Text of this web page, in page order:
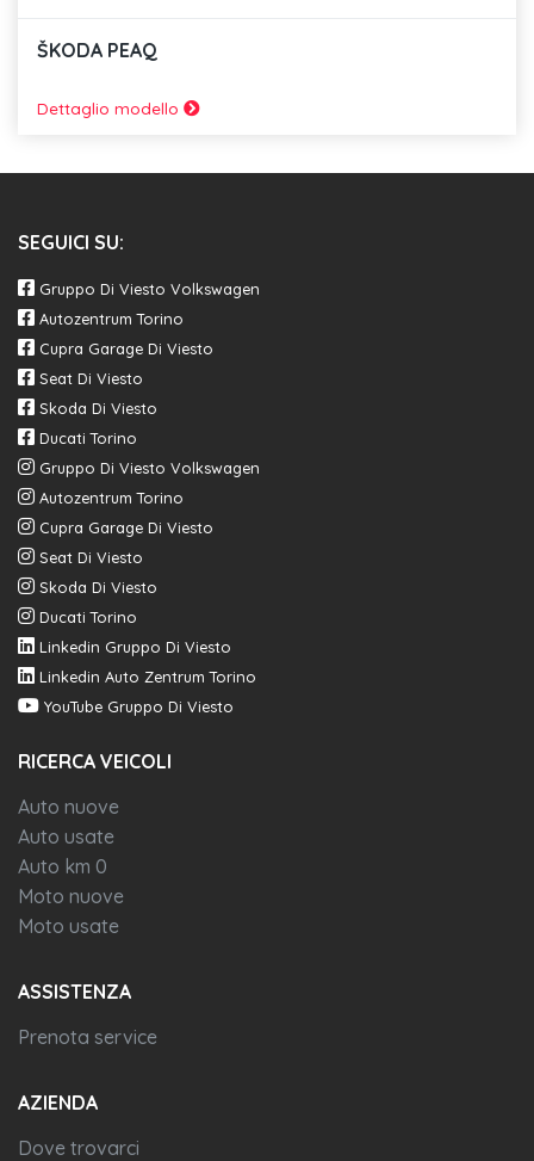
ŠKODA PEAQ
Dettaglio modello
SEGUICI SU:
Gruppo Di Viesto Volkswagen
Autozentrum Torino
Cupra Garage Di Viesto
Seat Di Viesto
Skoda Di Viesto
Ducati Torino
Gruppo Di Viesto Volkswagen
Autozentrum Torino
Cupra Garage Di Viesto
Seat Di Viesto
Skoda Di Viesto
Ducati Torino
Linkedin Gruppo Di Viesto
Linkedin Auto Zentrum Torino
YouTube Gruppo Di Viesto
RICERCA VEICOLI
Auto nuove
Auto usate
Auto km 0
Moto nuove
Moto usate
ASSISTENZA
Prenota service
AZIENDA
Dove trovarci